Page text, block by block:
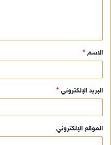
ق
*
الاسم *
البريد الإلكتروني *
الموقع الإلكتروني